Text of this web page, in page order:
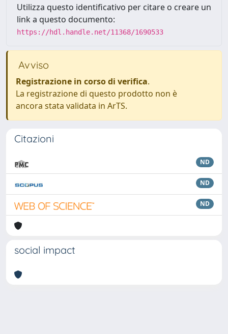
Utilizza questo identificativo per citare o creare un
link a questo documento:
https://hdl.handle.net/11368/1690533
Avviso
Registrazione in corso di verifica.
La registrazione di questo prodotto non è
ancora stata validata in ArTS.
Citazioni
ND
ND
ND
social impact